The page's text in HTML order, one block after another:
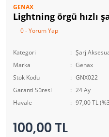
GENAX
Lightning örgü hızlı
0 - Yorum Yap
Kategori
Şarj
Marka
Genax
Stok Kodu
GNX022
Garanti Süresi
24 Ay
Havale
97,00 TL
100,00 TL